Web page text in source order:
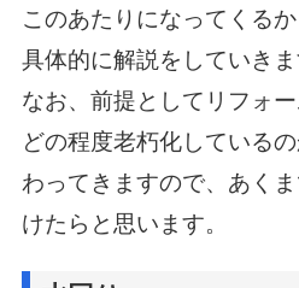
このあたりになってくる
具体的に解説をしていきま
なお、前提としてリフォ
どの程度老朽化している
わってきますので、 あく
けたらと思います。